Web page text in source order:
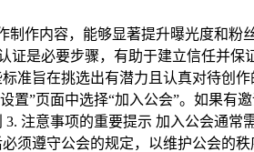
作内容，能够显著提升曝光度和粉
证是必要步骤，有助于建立信任并保
准旨在挑选出有潜力且认真对待创作
”页面中选择“加入公会”。如果有邀
注意事项的重要提示 加入公会通常
须遵守公会的规定，以维护公会的